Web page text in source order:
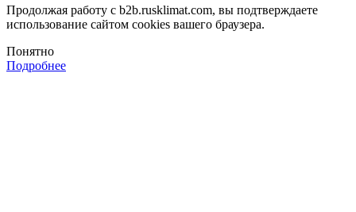
Продолжая работу с b2b.rusklimat.com, вы подтверждаете
использование сайтом cookies вашего браузера.
Понятно
Подробнее